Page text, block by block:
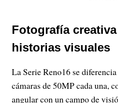
Fotografía
historias visuales
La Serie Reno16 se
cámaras de 50MP cada una,
angular con un campo de